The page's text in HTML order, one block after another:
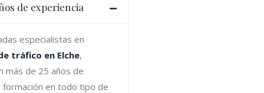
de experiencia
especialistas en
tráfico en Elche,
más de 25 años de
formación en todo tipo de